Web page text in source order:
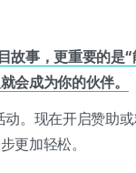
故事，更重要的是
会成为你的伙伴。
。现在开启赞助
更加轻松。